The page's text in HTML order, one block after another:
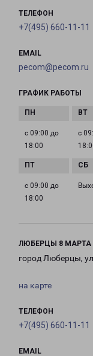
ТЕЛЕФОН
+7(495) 660-11-11
EMAIL
pecom@pecom.ru
ГРАФИК РАБОТЫ
с 09:00 до
18:00
с
с 09:00 до
18:00
ЛЮБЕРЦЫ 8 МАРТА
город Люберцы,
на карте
ТЕЛЕФОН
+7(495) 660-11-11
EMAIL